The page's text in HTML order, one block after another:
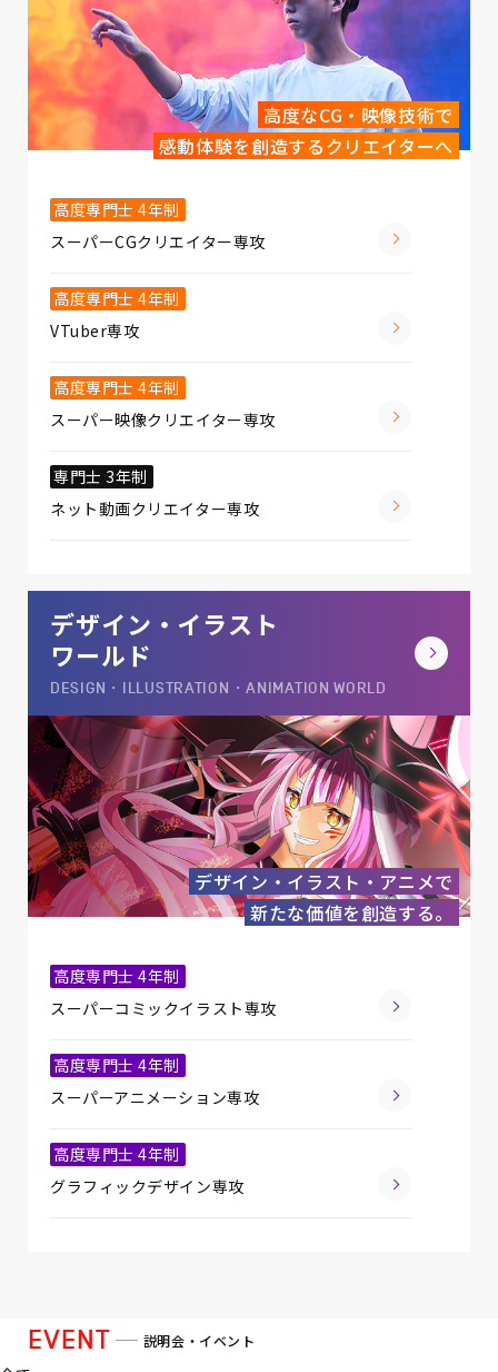
高度なCG・映像技術で
感動体験を創造するクリエイターへ
高度専門士 4年制
スーパーCGクリエイター専攻
高度専門士 4年制
VTuber専攻
高度専門士 4年制
スーパー映像クリエイター専攻
専門士 3年制
ネット動画クリエイター専攻
デザイン・イラスト
ワールド
DESIGN・ILLUSTRATION・ANIMATION WORLD
デザイン・イラスト・アニメで
新たな価値を創造する。
高度専門士 4年制
スーパーコミックイラスト専攻
高度専門士 4年制
スーパーアニメーション専攻
高度専門士 4年制
グラフィックデザイン専攻
EVENT 説明会・イベント